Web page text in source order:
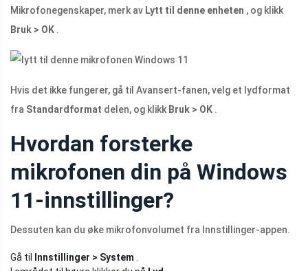
Mikrofonegenskaper, merk av Lytt til denne enheten , og klikk
Bruk > OK .
Hvis det ikke fungerer, gå til Avansert-fanen, velg et lydformat
fra Standardformat delen, og klikk Bruk > OK .
Hvordan forsterke
mikrofonen din på Windows
11-innstillinger?
Dessuten kan du øke mikrofonvolumet fra Innstillinger-appen.
Gå til Innstillinger > System